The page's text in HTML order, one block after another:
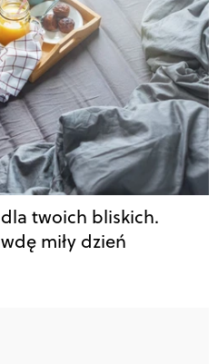
twoich bliskich.
miły dzień